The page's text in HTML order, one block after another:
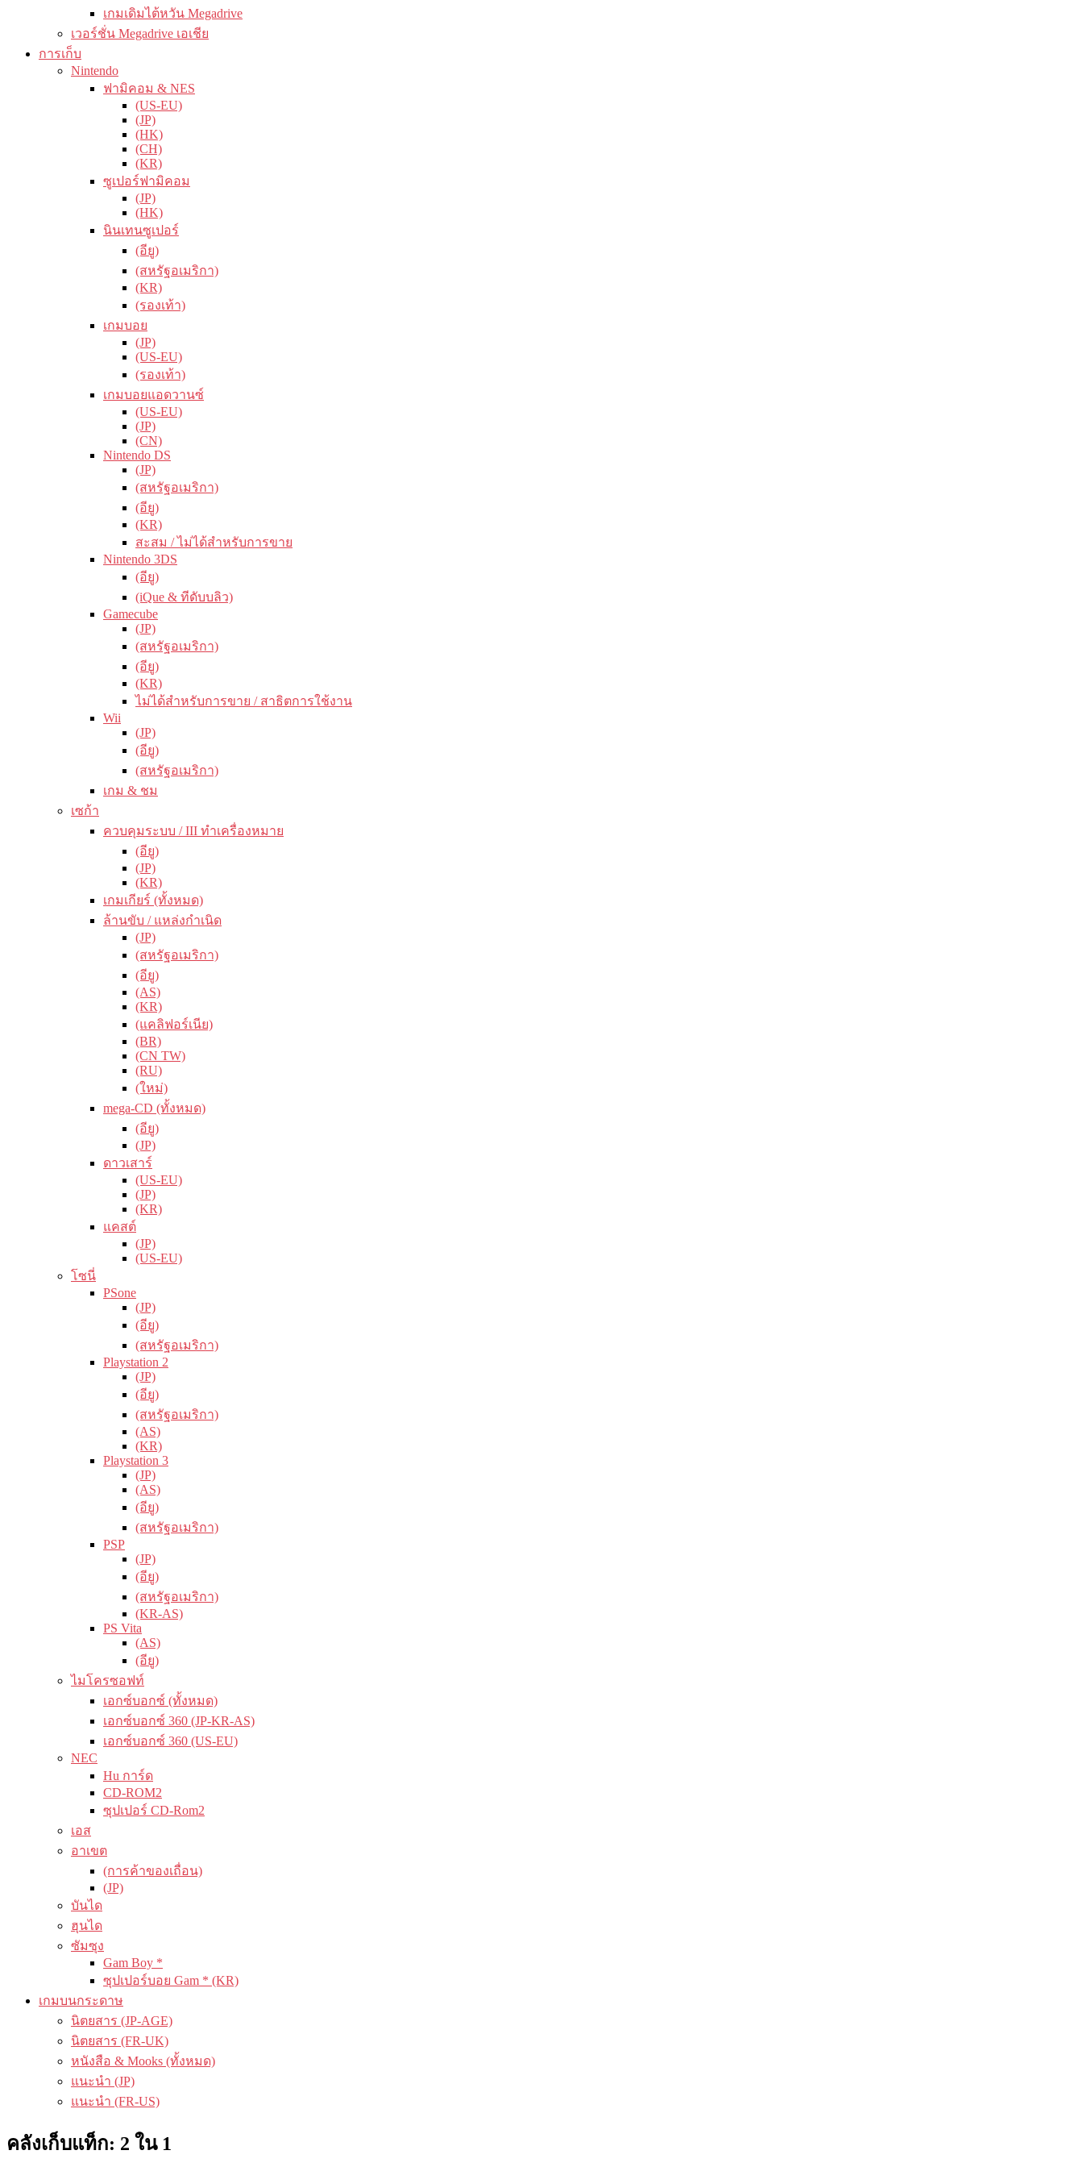
เกมเดิมไต้หวัน Megadrive
เวอร์ชั่น Megadrive เอเชีย
การเก็บ
Nintendo
ฟามิคอม & NES
(US-EU)
(JP)
(HK)
(CH)
(KR)
ซูเปอร์ฟามิคอม
(JP)
(HK)
นินเทนซูเปอร์
(อียู)
(สหรัฐอเมริกา)
(KR)
(รองเท้า)
เกมบอย
(JP)
(US-EU)
(รองเท้า)
เกมบอยแอดวานซ์
(US-EU)
(JP)
(CN)
Nintendo DS
(JP)
(สหรัฐอเมริกา)
(อียู)
(KR)
สะสม / ไม่ได้สำหรับการขาย
Nintendo 3DS
(อียู)
(iQue & ทีดับบลิว)
Gamecube
(JP)
(สหรัฐอเมริกา)
(อียู)
(KR)
ไม่ได้สำหรับการขาย / สาธิตการใช้งาน
Wii
(JP)
(อียู)
(สหรัฐอเมริกา)
เกม & ชม
เซก้า
ควบคุมระบบ / III ทำเครื่องหมาย
(อียู)
(JP)
(KR)
เกมเกียร์ (ทั้งหมด)
ล้านขับ / แหล่งกำเนิด
(JP)
(สหรัฐอเมริกา)
(อียู)
(AS)
(KR)
(แคลิฟอร์เนีย)
(BR)
(CN TW)
(RU)
(ใหม่)
mega-CD (ทั้งหมด)
(อียู)
(JP)
ดาวเสาร์
(US-EU)
(JP)
(KR)
แคสต์
(JP)
(US-EU)
โซนี่
PSone
(JP)
(อียู)
(สหรัฐอเมริกา)
Playstation 2
(JP)
(อียู)
(สหรัฐอเมริกา)
(AS)
(KR)
Playstation 3
(JP)
(AS)
(อียู)
(สหรัฐอเมริกา)
PSP
(JP)
(อียู)
(สหรัฐอเมริกา)
(KR-AS)
PS Vita
(AS)
(อียู)
ไมโครซอฟท์
เอกซ์บอกซ์ (ทั้งหมด)
เอกซ์บอกซ์ 360 (JP-KR-AS)
เอกซ์บอกซ์ 360 (US-EU)
NEC
Hu การ์ด
CD-ROM2
ซุปเปอร์ CD-Rom2
เอส
อาเขต
(การค้าของเถื่อน)
(JP)
บันได
ฮุนได
ซัมซุง
Gam Boy *
ซุปเปอร์บอย Gam * (KR)
เกมบนกระดาษ
นิตยสาร (JP-AGE)
นิตยสาร (FR-UK)
หนังสือ & Mooks (ทั้งหมด)
แนะนำ (JP)
แนะนำ (FR-US)
คลังเก็บแท็ก: 2 ใน 1